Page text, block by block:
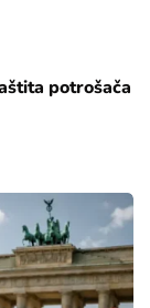
potrošača